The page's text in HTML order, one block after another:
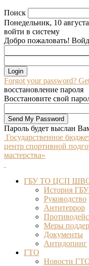
Поиск
Понедельник, 10
войти в систему
Добро пожаловать!
Forgot your password?
восстановление пароля
Восстановите свой
Пароль будет выслан
Государственное
центр спортивной
мастерства»
ГБУ ТО ЦСП
История
Руководство
Антитеррор
Меры
Документы
Антидопинг
ГТО
Новости